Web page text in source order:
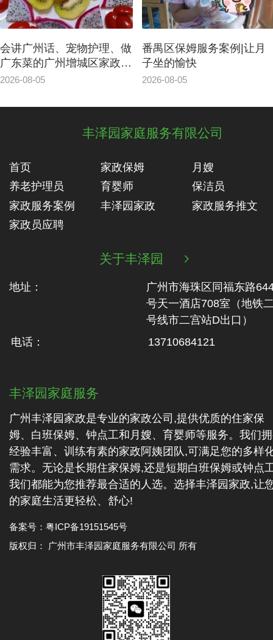
会讲广州话、宠物护理、做
广东菜的广州增城区家政保
洁案例
2026-08-05
番禺区保姆服务案例|让月
子坐的愉快
2026-08-05
丰泽园家庭服务有限公司
首页 家政保姆
月嫂
养老护理员
育婴师
保洁员
家政服务案例
丰泽园家政
家政服务推文
家政员应聘
关于丰泽园 
地址：
广州市海珠区同福东路
号天一酒店708室（地铁‬
号线市二‬宫站D出口）
电话：
13710684121
丰泽园家庭服务
广州丰泽园家政是专业的家政公司,提供优质的住家保
姆、白班保姆、钟点工和月嫂、育婴师等服务。我们
经验丰富、训练有素的家政阿姨团队,可满足您的多样
需求。无论是长期住家保姆,还是短期白班保姆或钟点
我们都能为您推荐最合适的人选。选择丰泽园家政,让
的家庭生活更轻松、舒心!
备案号： 粤ICP备19151545号
版权归： 广州市丰泽园家庭服务有限公司 所有